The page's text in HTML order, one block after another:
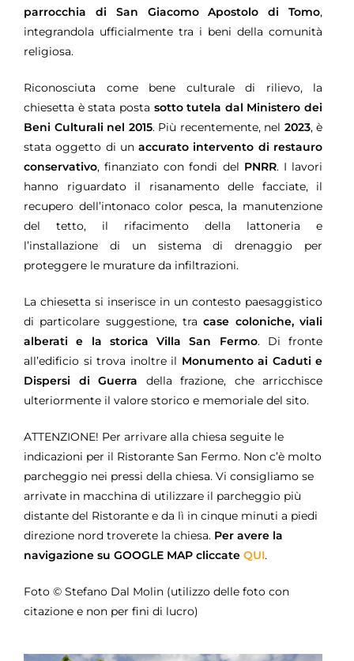
parrocchia di San Giacomo Apostolo di Tomo,
integrandola ufficialmente tra i beni della comunità
religiosa.
Riconosciuta come bene culturale di rilievo, la
chiesetta è stata posta sotto tutela dal Ministero dei
Beni Culturali nel 2015. Più recentemente, nel 2023, è
stata oggetto di unaccurato intervento di restauro
conservativo, finanziato con fondi del PNRR. I lavori
hanno riguardato il risanamento delle facciate, il
recupero dell’intonaco color pesca, la manutenzione
del tetto, il rifacimento della lattoneria e
l’installazione di un sistema di drenaggio per
proteggere le murature da infiltrazioni.
La chiesetta si inserisce in un contesto paesaggistico
di particolare suggestione, tracase coloniche, viali
alberati e la storica Villa San Fermo. Di fronte
all’edificio si trova inoltre il Monumento ai Caduti e
Dispersi di Guerra della frazione, che arricchisce
ulteriormente il valore storico e memoriale del sito.
ATTENZIONE! Per arrivare alla chiesa seguite le
indicazioni per il Ristorante San Fermo. Non c’è molto
parcheggio nei pressi della chiesa. Vi consigliamo se
arrivate in macchina di utilizzare il parcheggio più
distante del Ristorante e da lì in cinque minuti a piedi
direzione nord troverete la chiesa. Per avere la
navigazione su GOOGLE MAP cliccate QUI.
Foto © Stefano Dal Molin (utilizzo delle foto con
citazione e non per fini di lucro)